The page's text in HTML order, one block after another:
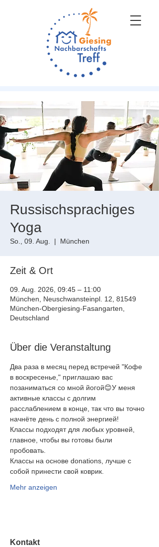
Russischsprachiges
Yoga
So., 09. Aug.
  |
München
Zeit & Ort
09. Aug. 2026, 09:45 – 11:00
München, Neuschwansteinpl. 12, 81549
München-Obergiesing-Fasangarten,
Deutschland
Über die Veranstaltung
Два раза в месяц перед встречей "Кофе
в воскресенье," приглашаю вас
позаниматься со мной йогой😊У меня
активные классы с долгим
расслаблением в конце, так что вы точно
начнёте день с полной энергией!
Классы подходят для любых уровней,
главное, чтобы вы готовы были
пробовать.
Классы на основе donations, лучше с
собой принести свой коврик.
Mehr anzeigen
Kontakt